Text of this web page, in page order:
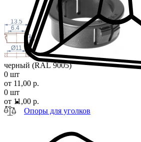
Опоры для уголков
8.7
Ø11
6.4
13.5
черный (RAL 9005)
0 шт
от 11,00 р.
0 шт
от 11,00 р.